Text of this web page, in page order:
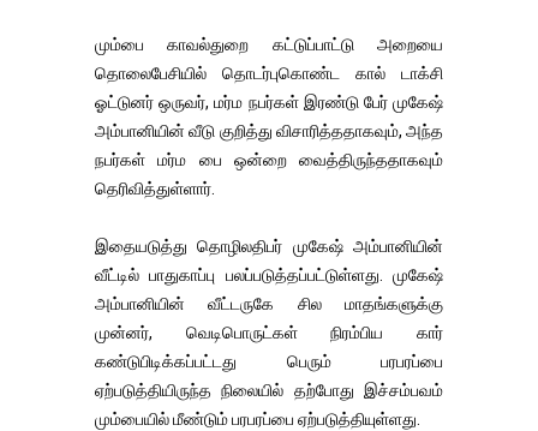
மும்பை காவல்துறை கட்டுப்பாட்டு அறையை
தொலைபேசியில் தொடர்புகொண்ட கால் டாக்சி
ஓட்டுனர் ஒருவர், மர்ம நபர்கள் இரண்டு பேர் முகேஷ்
அம்பானியின் வீடு குறித்து விசாரித்ததாகவும், அந்த
நபர்கள் மர்ம பை ஒன்றை வைத்திருந்ததாகவும்
தெரிவித்துள்ளார்.
இதையடுத்து தொழிலதிபர் முகேஷ் அம்பானியின்
வீட்டில் பாதுகாப்பு பலப்படுத்தப்பட்டுள்ளது. முகேஷ்
அம்பானியின் வீட்டருகே சில மாதங்களுக்கு
முன்னர், வெடிபொருட்கள் நிரம்பிய கார்
கண்டுபிடிக்கப்பட்டது பெரும் பரபரப்பை
ஏற்படுத்தியிருந்த நிலையில் தற்போது இச்சம்பவம்
மும்பையில் மீண்டும் பரபரப்பை ஏற்படுத்தியுள்ளது.